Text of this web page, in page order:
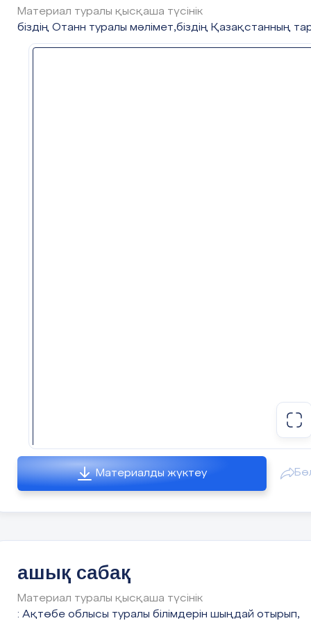
Если хочешь отвечать
Надо руку поднимать
- Бодрячок
“Прорвись в круг”
Группа образует круг, взявшись за руки
и плотно сдвинувшись. Один из
участников (тот, который почему-либо
оказался в ходе занятий в изоляции или
Материал туралы қысқаша түсінік
біздің Отанн туралы мәлімет,біздің Қазақстанның
Материалды жүктеу
ашық сабақ
Материал туралы қысқаша түсінік
: Ақтөбе облысы туралы білімдерін шыңдай отырып,